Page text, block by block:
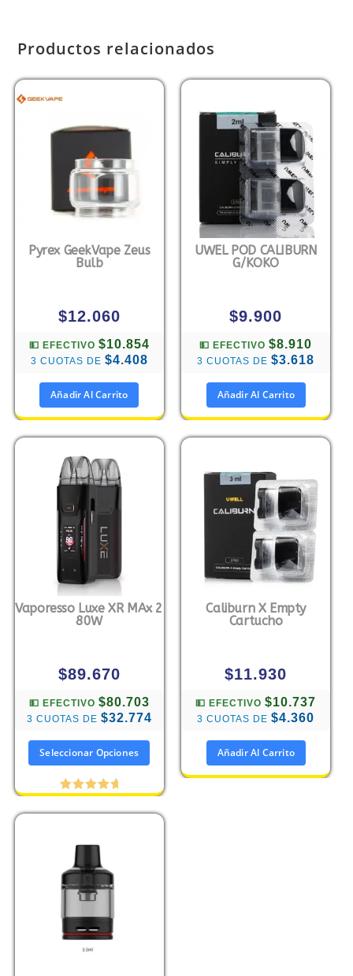
Productos relacionados
Pyrex GeekVape Zeus
Bulb
$12.060
💵 EFECTIVO $10.854
3 CUOTAS DE $4.408
Añadir Al Carrito
UWEL POD CALIBURN
G/KOKO
$9.900
💵 EFECTIVO$8.910
3 CUOTAS DE$3.618
Añadir Al Carrito
Vaporesso Luxe XR MAx 2
80W
$89.670
💵 EFECTIVO $80.703
3 CUOTAS DE $32.774
Seleccionar Opciones
Caliburn X Empty
Cartucho
$11.930
💵 EFECTIVO$10.737
3 CUOTAS DE$4.360
Añadir Al Carrito